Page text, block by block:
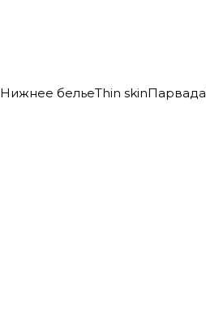
Нижнее бельеThin skinПарвада